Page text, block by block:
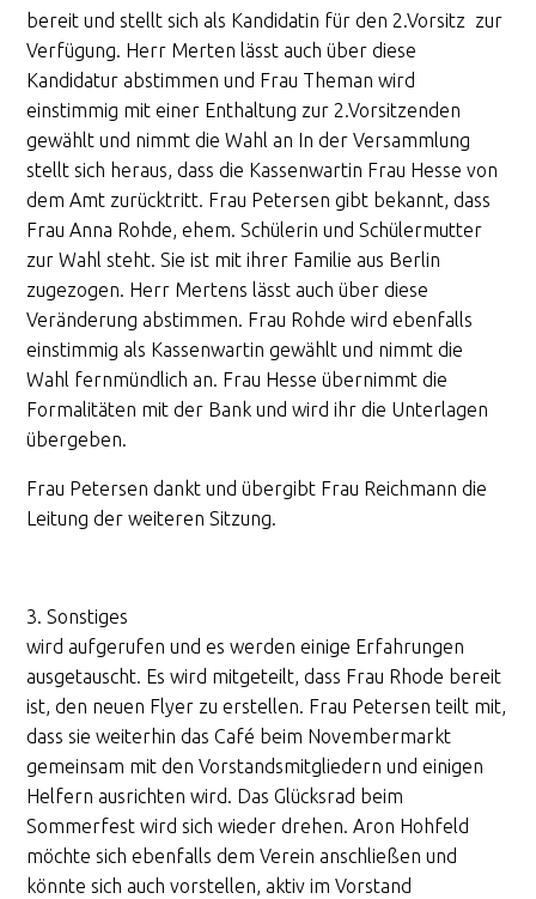
bereit und stellt sich als Kandidatin für den 2.Vorsitz zur
Verfügung. Herr Merten lässt auch über diese
Kandidatur abstimmen und Frau Theman wird
einstimmig mit einer Enthaltung zur 2.Vorsitzenden
gewählt und nimmt die Wahl an In der Versammlung
stellt sich heraus, dass die Kassenwartin Frau Hesse von
dem Amt zurücktritt. Frau Petersen gibt bekannt, dass
Frau Anna Rohde, ehem. Schülerin und Schülermutter
zur Wahl steht. Sie ist mit ihrer Familie aus Berlin
zugezogen. Herr Mertens lässt auch über diese
Veränderung abstimmen. Frau Rohde wird ebenfalls
einstimmig als Kassenwartin gewählt und nimmt die
Wahl fernmündlich an. Frau Hesse übernimmt die
Formalitäten mit der Bank und wird ihr die Unterlagen
übergeben.
Frau Petersen dankt und übergibt Frau Reichmann die
Leitung der weiteren Sitzung.
3. Sonstiges
wird aufgerufen und es werden einige Erfahrungen
ausgetauscht. Es wird mitgeteilt, dass Frau Rhode bereit
ist, den neuen Flyer zu erstellen. Frau Petersen teilt mit,
dass sie weiterhin das Café beim Novembermarkt
gemeinsam mit den Vorstandsmitgliedern und einigen
Helfern ausrichten wird. Das Glücksrad beim
Sommerfest wird sich wieder drehen. Aron Hohfeld
möchte sich ebenfalls dem Verein anschließen und
könnte sich auch vorstellen, aktiv im Vorstand